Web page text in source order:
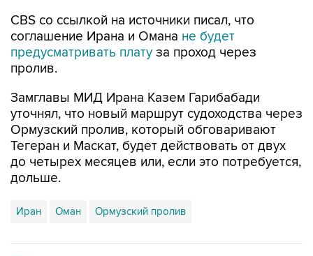
CBS со ссылкой на источники писал, что
соглашение Ирана и Омана не будет
предусматривать плату за проход через
пролив.
Замглавы МИД Ирана Казем Гарибабади
уточнял, что новый маршрут судоходства через
Ормузский пролив, который обговаривают
Тегеран и Маскат, будет действовать от двух
до четырех месяцев или, если это потребуется,
дольше.
Иран Оман Ормузский пролив